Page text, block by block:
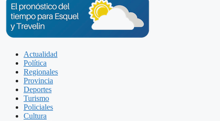
Actualidad
Política
Regionales
Provincia
Deportes
Turismo
Policiales
Cultura